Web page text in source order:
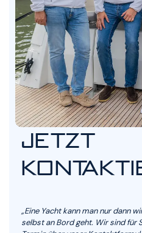
JETZT
„Eine Yacht kann man nur dann
selbst an Bord geht. Wir sind für